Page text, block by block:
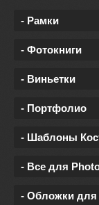
- Рамки
- Фотокниги
- Виньетки
- Портфолио
- Шаблоны
- Все для
- Обложки для